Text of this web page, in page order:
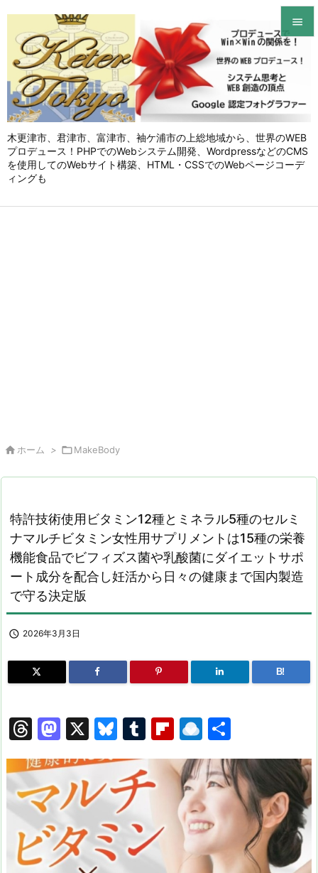
木更津市、君津市、富津市、袖ケ浦市の上総地域から、世界のWEB
プロデュース！PHPでのWebシステム開発、WordpressなどのCMS
を使用してのWebサイト構築、HTML・CSSでのWebページコーデ
ィングも


メニュ
サイド

前へ

 ホーム > MakeBody
特許技術使用ビタミン12種とミネラル5種のセルミ
ナマルチビタミン女性用サプリメントは15種の栄養
機能食品でビフィズス菌や乳酸菌にダイエットサポ
ート成分を配合し妊活から日々の健康まで国内製造
で守る決定版
 2026年3月3日
B!
T
e
a
d
s
M
st
o
d
o
n
X
Bl
e
s
k
y
T
m
bl
Fl
b
o
ar
d
R
n
dr
o
p.
io